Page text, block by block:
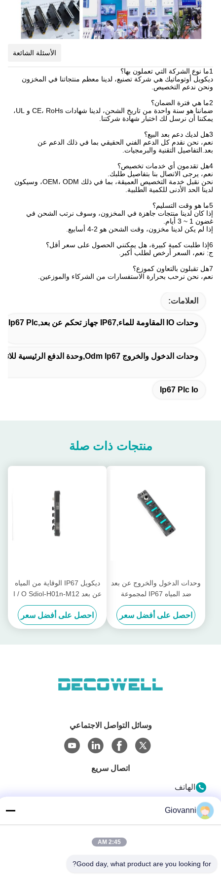
الأسئلة الشائعة
1ما نوع الشركة التي تعملون بها؟
ديكويل أوتوماتيك هي شركة تصنيع، لدينا معظم منتجاتنا في المخزون
ونحن ندعم التخصيص.
ضماننا هو سنة واحدة من تاريخ الشحن، لدينا شهادات CE، RoHs و UL،
يمكننا أن نرسل لك اختبار شهادة شركتنا.
نعم، نحن نقدم كل الدعم الفني الحقيقي بما في ذلك الدعم عن
بعد.التفاصيل التقنية والبرمجيات.
4هل تقدمون أي خدمات تخصيص؟
نعم، يرجى الاتصال بنا بتفاصيل طلبك.
نحن نقبل خدمة التخصيص العميقة، بما في ذلك OEM، ODM، وسيكون
لدينا الحد الأدنى للكمية الطلبية.
5ما هو وقت التسليم؟
إذا كان لدينا منتجات جاهزة في المخزون، وسوف نرتب الشحن في
غضون 1 ~ 3 أيام.
إذا لم يكن لدينا مخزون، وقت الشحن هو 2-4 أسابيع.
6إذا طلبت كمية كبيرة، هل يمكنني الحصول على سعر أقل؟
ج: نعم، السعر أرخص لطلب أكبر.
نعم، نحن نرحب بحرارة الاستفسارات من الشركاء والموزعين.
العلامات:
وحدات IO المقاومة للماء,IP67 جهاز تحكم عن بعد,ip67 Plc
وحدات الدخول والخروج Odm Ip67,وحدة الدفع الرئيسية للاتصال,وحدات الدخول والإخراج Plc Ip67
Ip67 Plc Io
منتجات ذات صلة
وحدات الدخول والخروج عن بعد
ضد المياه IP67 لمجموعة
Decowell SD للشركات
الصناعية
احصل على أفضل سعر
ديكويل IP67 الوقاية من المياه
عن بعد I / O Sdiol-H01n-M12
Io-Link Slave Module SDIOL-
H01N-M12
احصل على أفضل سعر
وسائل التواصل الاجتماعي
اتصال سريع
الهاتف
البريد الإلكتروني
contact@njdecowell.com
Giovanni
2:45 AM
Good day, what product are you looking for?